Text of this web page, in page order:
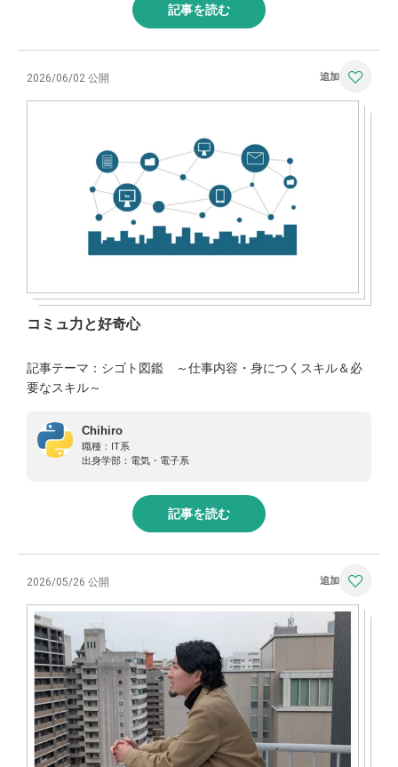
記事を読む
2026/06/02 公開
コミュ力と好奇心
記事テーマ：シゴト図鑑 ～仕事内容・身につくスキル＆必
要なスキル～
Chihiro
職種：
IT系
出身学部： 電気・電子系
記事を読む
2026/05/26 公開